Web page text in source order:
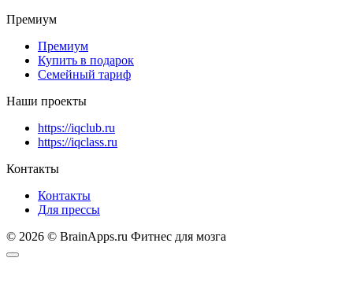
Премиум
Премиум
Купить в подарок
Семейный тариф
Наши проекты
https://iqclub.ru
https://iqclass.ru
Контакты
Контакты
Для прессы
© 2026 © BrainApps.ru Фитнес для мозга